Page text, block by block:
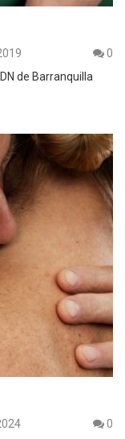
0
de Barranquilla
0